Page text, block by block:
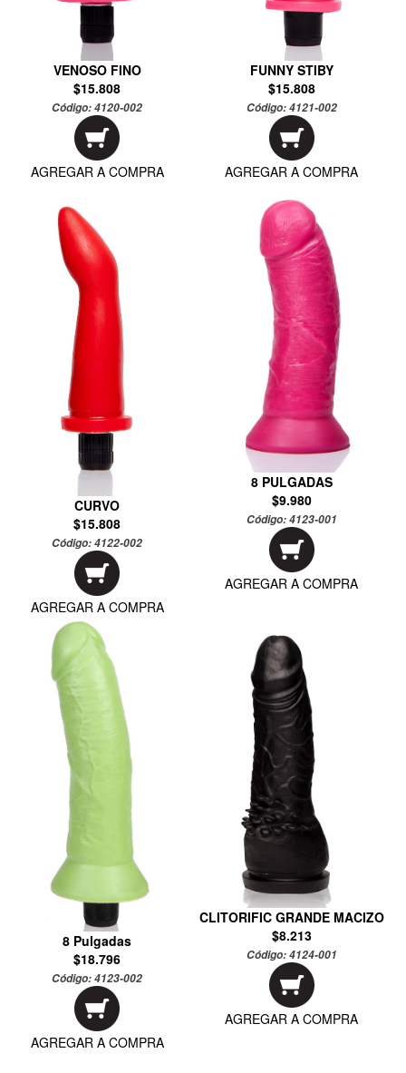
VENOSO FINO
$15.808
Código:4120-002
AGREGAR A COMPRA
FUNNY STIBY
$15.808
Código:4121-002
AGREGAR A COMPRA
CURVO
$15.808
Código:4122-002
AGREGAR A COMPRA
8 PULGADAS
$9.980
Código:4123-001
AGREGAR A COMPRA
8 Pulgadas
$18.796
Código:4123-002
AGREGAR A COMPRA
CLITORIFIC GRANDE MACIZO
$8.213
Código:4124-001
AGREGAR A COMPRA